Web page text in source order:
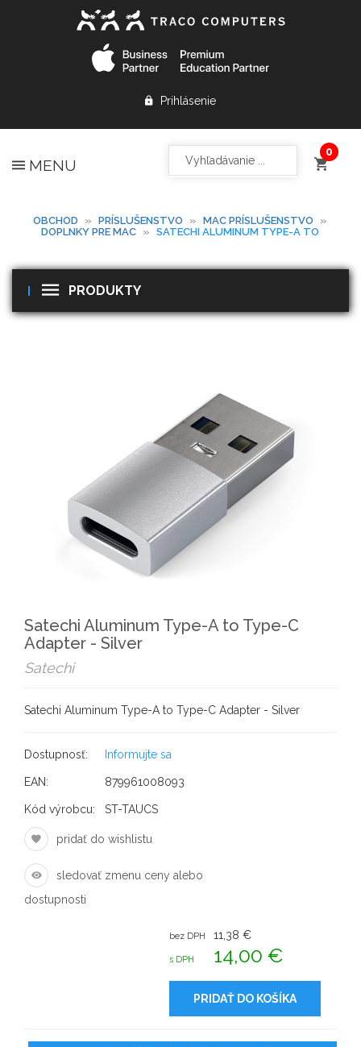
Prihlásenie
MENU
OBCHOD » PRÍSLUŠENSTVO » MAC PRÍSLUŠENSTVO
»
DOPLNKY PRE MAC
» SATECHI ALUMINUM TYPE-A TO
PRODUKTY
Satechi Aluminum Type-A to Type-C
Adapter - Silver
Satechi
Satechi Aluminum Type-A to Type-C Adapter - Silver
Dostupnosť: Informujte sa
EAN: 879961008093
Kód výrobcu: ST-TAUCS
pridať do wishlistu
sledovať zmenu ceny alebo
dostupnosti
bez DPH 11,38 €
s DPH 14,00 €
PRIDAŤ DO KOŠÍKA